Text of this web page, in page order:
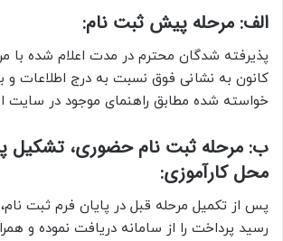
الف: مرحله پیش ثبت نام:
پذیرفته شدگان محترم در مدت اعلام شده با
کانون به نشانی فوق نسبت به درج اطلاعات و
خواسته شده مطابق راهنمای موجود در سایت
ب: مرحله ثبت نام حضوری، تشکیل
محل کارآموزی:
پس از تکمیل مرحله قبل در پایان فرم ثبت
رسید پرداخت را از سامانه دریافت نموده و